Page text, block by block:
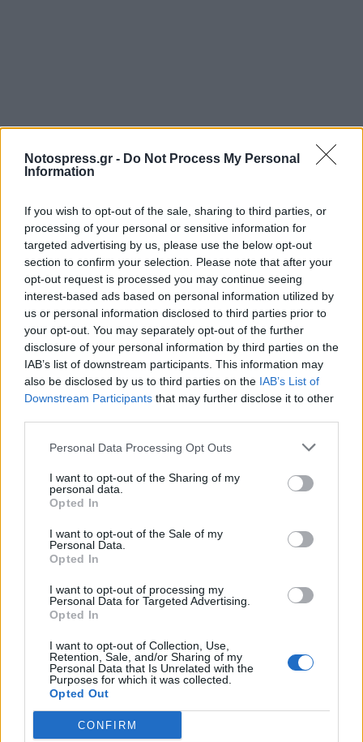
Notospress.gr - Do Not Process My Personal
Information
If you wish to opt-out of the sale, sharing to third parties, or
processing of your personal or sensitive information for
targeted advertising by us, please use the below opt-out
section to confirm your selection. Please note that after your
opt-out request is processed you may continue seeing
interest-based ads based on personal information utilized by
us or personal information disclosed to third parties prior to
your opt-out. You may separately opt-out of the further
disclosure of your personal information by third parties on the
IAB’s list of downstream participants. This information may
also be disclosed by us to third parties on the IAB’s List of
Downstream Participants that may further disclose it to other
Personal Data Processing Opt Outs
I want to opt-out of the Sharing of my
personal data.
Opted In
I want to opt-out of the Sale of my
Personal Data.
Opted In
I want to opt-out of processing my
Personal Data for Targeted Advertising.
Opted In
I want to opt-out of Collection, Use,
Retention, Sale, and/or Sharing of my
Personal Data that Is Unrelated with the
Purposes for which it was collected.
Opted Out
CONFIRM
Ακολουθήστε τοnotospress.gr στο Google News και
μάθετε πρώτοιόλες τις ειδήσεις
ΗΛΙΑΣ ΠΕΡΓΑΝΤΗΣ
25Η ΜΑΡΤΙΟΥ
ΕΠΑΝΑΣΤΑΣΗ 1821
ΕΠΝΑΣΤΑΣΗ ΤΟΥ 1821